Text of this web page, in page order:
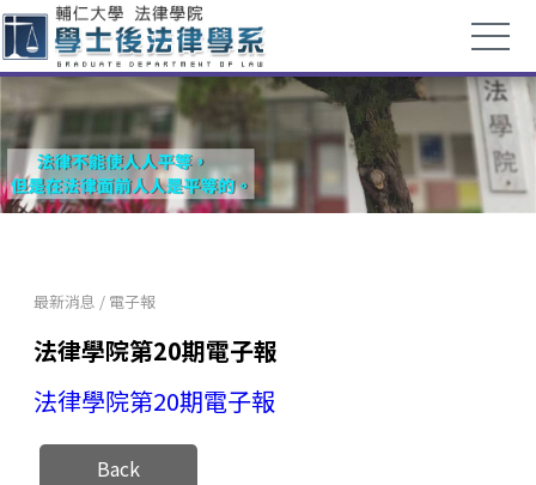
最新消息 / 電子報
法律學院第20期電子報
法律學院第20期電子報
Back